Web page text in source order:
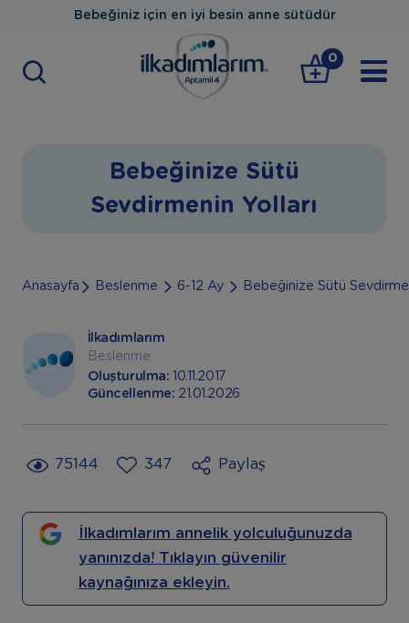
Bebeğiniz için en iyi besin anne sütüdür
0
Bebeğinize Sütü
Sevdirmenin Yolları
Anasayfa Beslenme 6-12 Ay Bebeğinize Sütü
İlkadımlarım
Beslenme
Oluşturulma:
10.11.2017
Güncellenme: 21.01.2026
75144 347 Paylaş
İlkadımlarım annelik yolculuğunuzda
yanınızda! Tıklayın güvenilir
kaynağınıza ekleyin.